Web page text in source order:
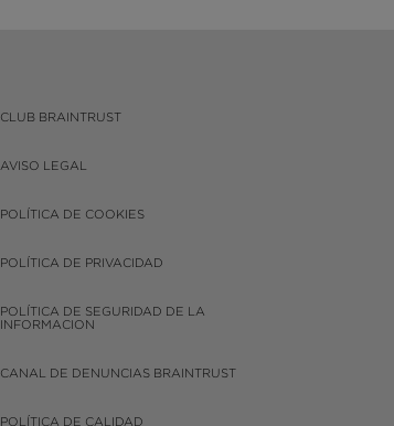
CLUB BRAINTRUST
AVISO LEGAL
POLÍTICA DE COOKIES
POLÍTICA DE PRIVACIDAD
POLÍTICA DE SEGURIDAD DE LA
INFORMACION
CANAL DE DENUNCIAS BRAINTRUST
POLÍTICA DE CALIDAD